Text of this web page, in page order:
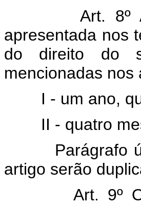
Art. 8º
apresentada nos
do direito do
mencionadas nos
I - um ano,
II - quatro
Parágrafo
artigo serão
Art. 9º